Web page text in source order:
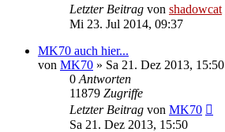
Letzter Beitrag von shadowcat
Mi 23. Jul 2014, 09:37
MK70 auch hier...
von MK70 » Sa 21. Dez 2013, 15:50
0 Antworten
11879 Zugriffe
Letzter Beitrag von MK70
Sa 21. Dez 2013, 15:50